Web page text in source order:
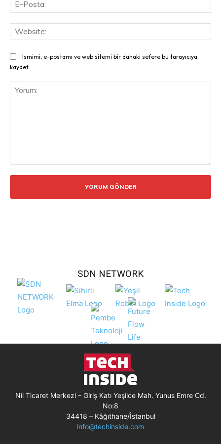
Ismimi, e-postamı ve web sitemi bir dahaki sefere bu tarayıcıya
kaydet.
SDN NETWORK
Nil Ticaret Merkezi – Giriş Katı Yeşilce Mah. Yunus Emre Cd.
No:8
34418 – Kâğıthane/İstanbul
info@techinside.com